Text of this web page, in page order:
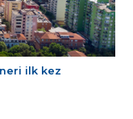
ilk kez